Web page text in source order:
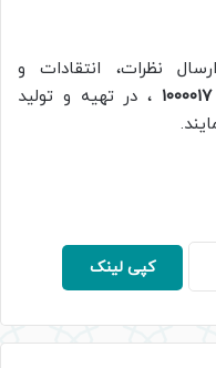
نظرات، انتقادات و
۱۰۰۰۰۱۷ ، در تهیه و تولید
کپی لینک